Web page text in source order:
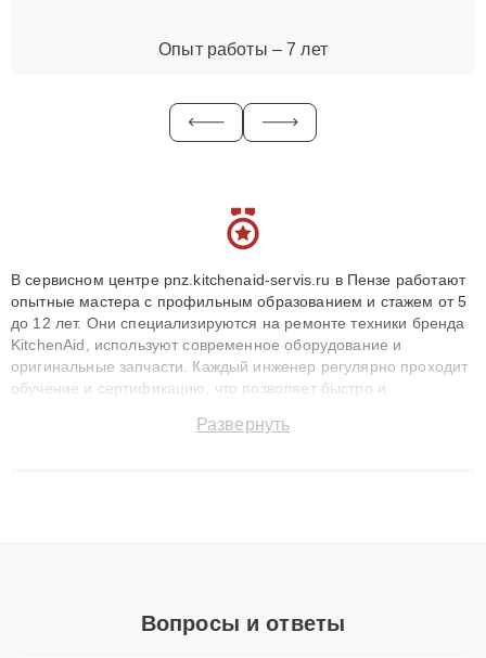
Опыт работы – 7 лет
В сервисном центре pnz.kitchenaid-servis.ru в Пензе работают
опытные мастера с профильным образованием и стажем от 5
до 12 лет. Они специализируются на ремонте техники бренда
KitchenAid, используют современное оборудование и
оригинальные запчасти. Каждый инженер регулярно проходит
обучение и сертификацию, что позволяет быстро и
сохранением гарантии до 3 лет. Наши мастера решают
Развернуть
Вопросы и ответы